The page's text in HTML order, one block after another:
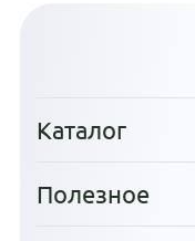
Каталог
Полезное